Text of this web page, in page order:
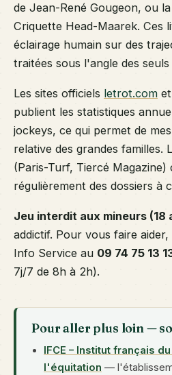
de Jean-René Gougeon, ou
Criquette Head-Maarek. Ces
éclairage humain sur des
traitées sous l'angle des
Les sites officiels letrot.com et
publient les statistiques
jockeys, ce qui permet de
relative des grandes familles.
(Paris-Turf, Tiercé Magazine)
régulièrement des dossiers à
Jeu interdit aux mineurs (18
addictif. Pour vous faire
Info Service au 09 74 75 13
7j/7 de 8h à 2h).
Pour aller plus loin —
IFCE – Institut français
l'équitation —